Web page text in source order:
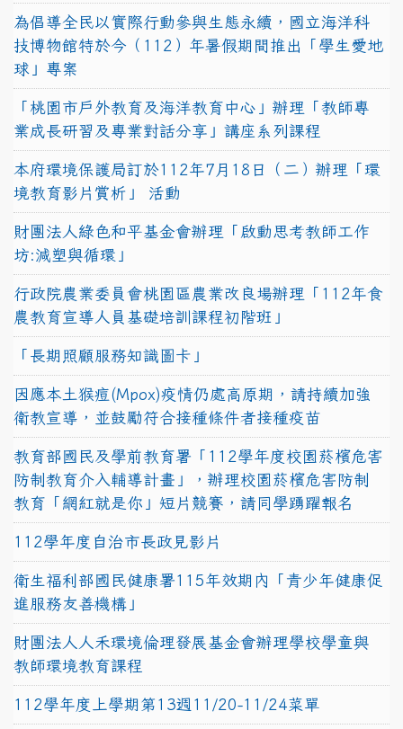
為倡導全民以實際行動參與生態永續，國立海洋科
技博物館特於今（112）年暑假期間推出「學生愛地
球」專案
「桃園市戶外教育及海洋教育中心」辦理「教師專
業成長研習及專業對話分享」講座系列課程
本府環境保護局訂於112年7月18日（二）辦理「環
境教育影片賞析」 活動
財團法人綠色和平基金會辦理「啟動思考教師工作
坊:減塑與循環」
行政院農業委員會桃園區農業改良場辦理「112年食
農教育宣導人員基礎培訓課程初階班」
「長期照顧服務知識圖卡」
因應本土猴痘(Mpox)疫情仍處高原期，請持續加強
衛教宣導，並鼓勵符合接種條件者接種疫苗
教育部國民及學前教育署「112學年度校園菸檳危害
防制教育介入輔導計畫」，辦理校園菸檳危害防制
教育「網紅就是你」短片競賽，請同學踴躍報名
112學年度自治市長政見影片
衛生福利部國民健康署115年效期內「青少年健康促
進服務友善機構」
財團法人人禾環境倫理發展基金會辦理學校學童與
教師環境教育課程
112學年度上學期第13週11/20-11/24菜單